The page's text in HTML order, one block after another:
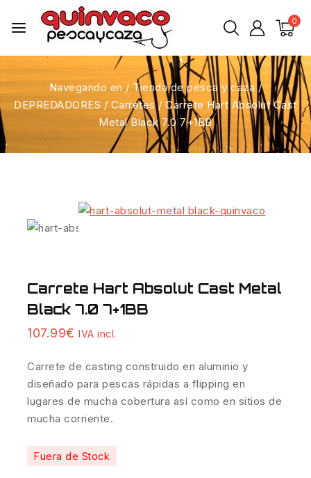
0
Navegando en / Tienda de pesca y caza /
DEPREDADORES / Carretes / Carrete Hart Absolut Cast
Metal Black 7.0 7+1BB
Carrete Hart Absolut Cast Metal
Black 7.0 7+1BB
107.99€ IVA incl.
Carrete de casting construido en aluminio y
diseñado para pescas rápidas a flipping en
lugares de mucha cobertura así como en sitios de
mucha corriente.
Fuera de Stock